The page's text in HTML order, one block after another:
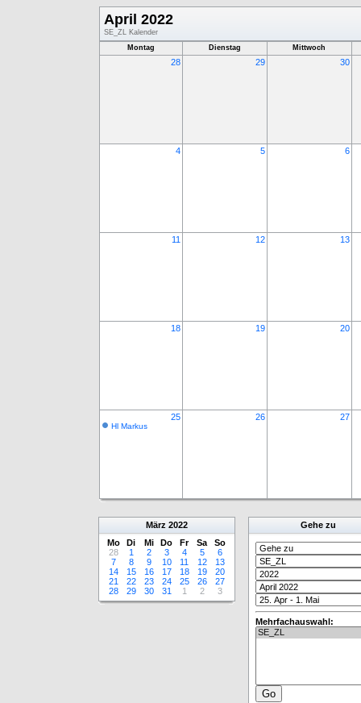
April 2022
SE_ZL Kalender
Montag
Dienstag Mittwoch
28 29 30
4 5 6
11 12 13
18 19 20
25
Hl Markus
26 27
März 2022
Mo
Di Mi Do Fr Sa
So
28
1 2 3 4 5
6
7
8 9 10 11 12
13
14
15 16 17 18 19
20
21
22 23 24 25 26
27
28
29 30 31 1 2 3
Gehe zu
Mehrfachauswahl: